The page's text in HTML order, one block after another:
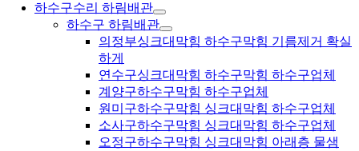
하수구수리 하림배관
하수구 하림배관
의정부싱크대막힘 하수구막힘 기름제거 확실
하게
연수구싱크대막힘 하수구막힘 하수구업체
계양구하수구막힘 하수구업체
원미구하수구막힘 싱크대막힘 하수구업체
소사구하수구막힘 싱크대막힘 하수구업체
오정구하수구막힘 싱크대막힘 아래층 물샘